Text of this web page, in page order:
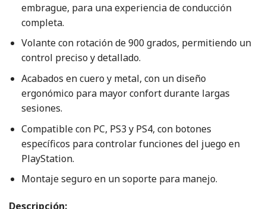
embrague, para una experiencia de conducción
completa.
Volante con rotación de 900 grados, permitiendo un
control preciso y detallado.
Acabados en cuero y metal, con un diseño
ergonómico para mayor confort durante largas
sesiones.
Compatible con PC, PS3 y PS4, con botones
específicos para controlar funciones del juego en
PlayStation.
Montaje seguro en un soporte para manejo.
Descripción: